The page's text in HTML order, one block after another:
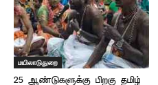
மயிலாடுதுறை
25 ஆண்டுகளுக்கு பிறகு தமிழ்